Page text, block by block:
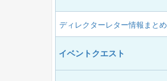
ディレクターレター情報まとめ
イベントクエスト